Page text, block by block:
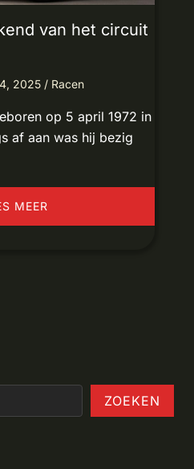
van het circuit
2025 / Racen
op 5 april 1972 in
af aan was hij bezig
MEER
ZOEKEN